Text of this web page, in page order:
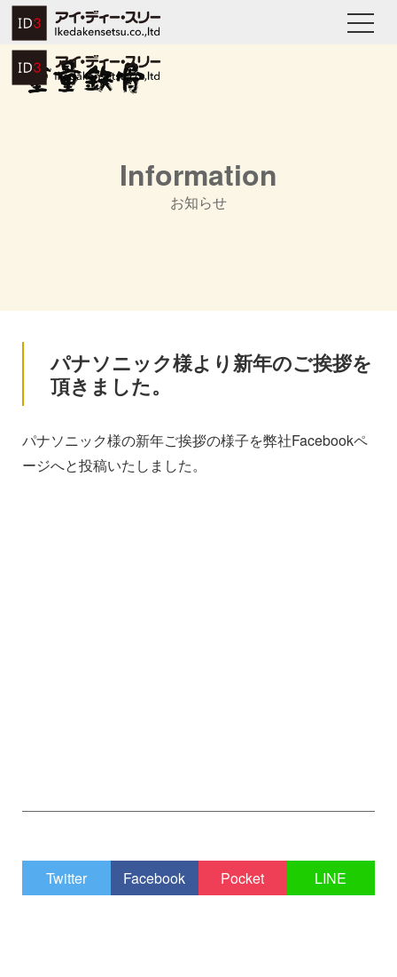
Information
お知らせ
パナソニック様より新年のご挨拶を
頂きました。
パナソニック様の新年ご挨拶の様子を弊社Facebookペ
ージへと投稿いたしました。
Twitter Facebook Pocket LINE